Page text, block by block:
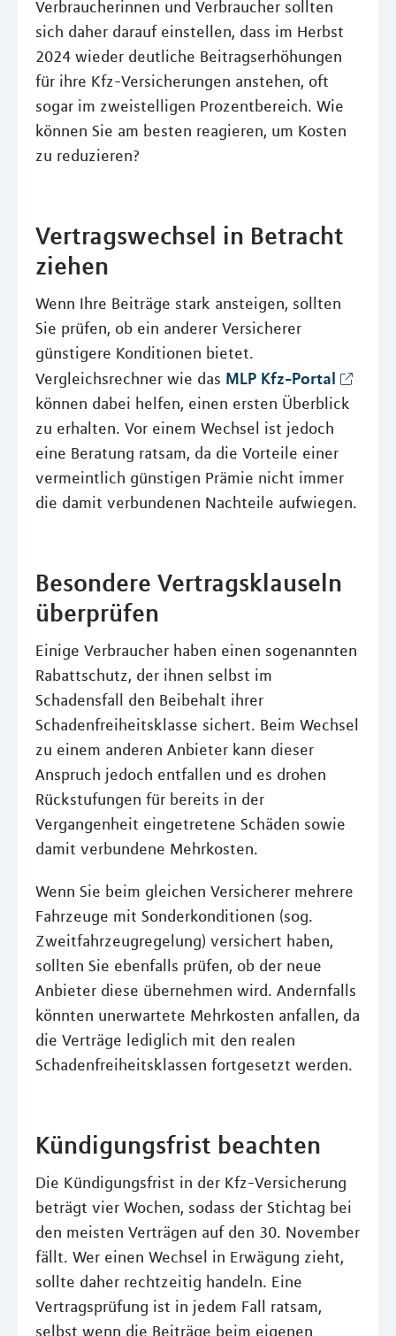
Verbraucherinnen und Verbraucher sollten
sich daher darauf einstellen, dass im Herbst
2024 wieder deutliche Beitragserhöhungen
für ihre Kfz-Versicherungen anstehen, oft
sogar im zweistelligen Prozentbereich. Wie
können Sie am besten reagieren, um Kosten
zu reduzieren?
Vertragswechsel in Betracht
ziehen
Wenn Ihre Beiträge stark ansteigen, sollten
Sie prüfen, ob ein anderer Versicherer
günstigere Konditionen bietet.
Vergleichsrechner wie das MLP Kfz-Portal
können dabei helfen, einen ersten Überblick
zu erhalten. Vor einem Wechsel ist jedoch
eine Beratung ratsam, da die Vorteile einer
vermeintlich günstigen Prämie nicht immer
die damit verbundenen Nachteile aufwiegen.
Besondere Vertragsklauseln
überprüfen
Einige Verbraucher haben einen sogenannten
Rabattschutz, der ihnen selbst im
Schadensfall den Beibehalt ihrer
Schadenfreiheitsklasse sichert. Beim Wechsel
zu einem anderen Anbieter kann dieser
Anspruch jedoch entfallen und es drohen
Rückstufungen für bereits in der
Vergangenheit eingetretene Schäden sowie
damit verbundene Mehrkosten.
Wenn Sie beim gleichen Versicherer mehrere
Fahrzeuge mit Sonderkonditionen (sog.
Zweitfahrzeugregelung) versichert haben,
sollten Sie ebenfalls prüfen, ob der neue
Anbieter diese übernehmen wird. Andernfalls
könnten unerwartete Mehrkosten anfallen, da
die Verträge lediglich mit den realen
Schadenfreiheitsklassen fortgesetzt werden.
Kündigungsfrist beachten
Die Kündigungsfrist in der Kfz-Versicherung
beträgt vier Wochen, sodass der Stichtag bei
den meisten Verträgen auf den 30. November
fällt. Wer einen Wechsel in Erwägung zieht,
sollte daher rechtzeitig handeln. Eine
Vertragsprüfung ist in jedem Fall ratsam,
selbst wenn die Beiträge beim eigenen